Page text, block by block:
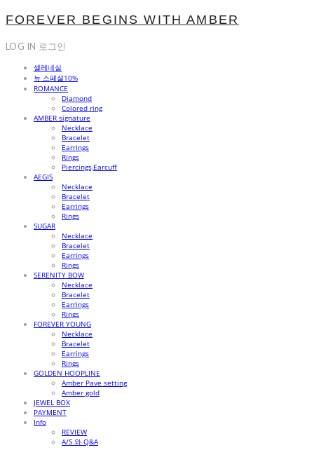
FOREVER BEGINS WITH AMBER
LOG IN 로그인
셀레네실
뉴 스페셜10%
ROMANCE
Diamond
Colored ring
AMBER signature
Necklace
Bracelet
Earrings
Rings
Piercings,Earcuff
AEGIS
Necklace
Bracelet
Earrings
Rings
SUGAR
Necklace
Bracelet
Earrings
Rings
SERENITY BOW
Necklace
Bracelet
Earrings
Rings
FOREVER YOUNG
Necklace
Bracelet
Earrings
Rings
GOLDEN HOOPLINE
Amber Pave setting
Amber gold
JEWEL BOX
PAYMENT
Info
REVIEW
A/S 와 Q&A